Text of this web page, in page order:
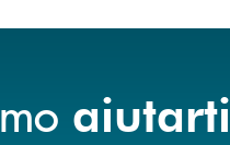
aiutarti